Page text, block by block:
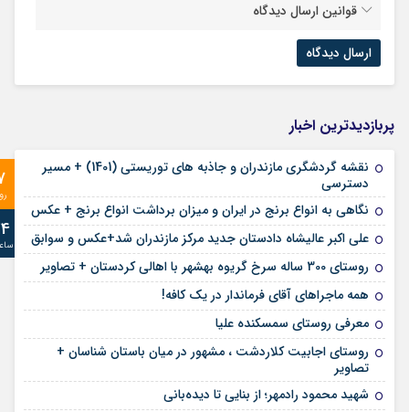
قوانین ارسال دیدگاه
پربازدیدترین اخبار
نقشه گردشگری مازندران و جاذبه های توریستی (1401) + مسیر
دسترسی
نگاهی به انواع برنج در ایران و میزان برداشت انواع برنج + عکس
علی‌ اکبر عالیشاه دادستان جدید مرکز مازندران شد+عکس و سوابق
روستای 300 ساله سرخ ‌گریوه بهشهر با اهالی کردستان + تصاویر
همه ماجراهای آقای فرماندار در یک کافه!
معرفی روستای سمسکنده علیا
روستای اجابیت کلاردشت ، مشهور در میان باستان شناسان +
تصاویر
شهید محمود رادمهر؛ از بنایی تا دیده‌بانی